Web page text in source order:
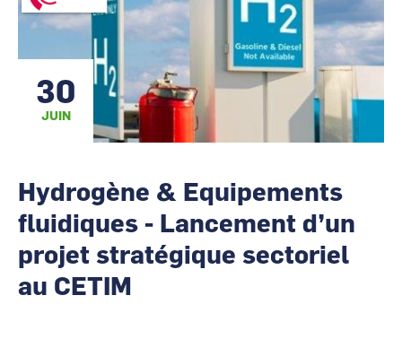
Occitanie
CCI Business
Pays de la Loire
Occitanie
CCI Business
Pays de la Loire
30
JUIN
Hydrogène & Equipements
fluidiques - Lancement d’un
projet stratégique sectoriel
au CETIM